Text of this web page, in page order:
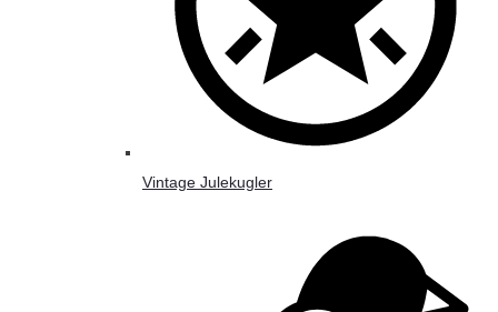
Vintage Julekugler